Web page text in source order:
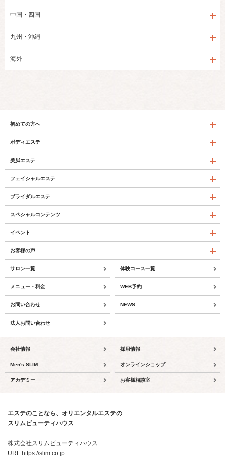
中国・四国
九州・沖縄
海外
初めての方へ
ボディエステ
美脚エステ
フェイシャルエステ
ブライダルエステ
スペシャルコンテンツ
イベント
お客様の声
サロン一覧 体験コース一覧
メニュー・料金 WEB予約
お問い合わせ NEWS
法人お問い合わせ
会社情報 採用情報
Men's SLIM オンラインショップ
アカデミー お客様相談室
エステのことなら、オリエンタルエステの
スリムビューティハウス
株式会社スリムビューティハウス
URL https://slim.co.jp